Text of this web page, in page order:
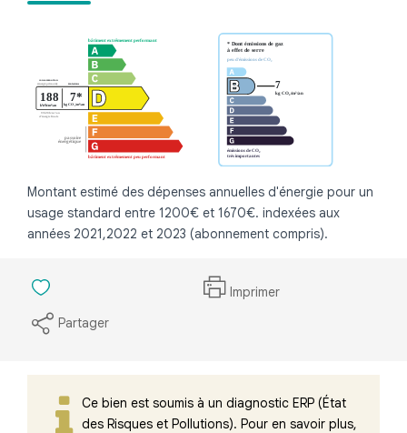
Montant estimé des dépenses annuelles d'énergie pour un
usage standard entre 1200€ et 1670€. indexées aux
années 2021,2022 et 2023 (abonnement compris).
Imprimer
Partager
Ce bien est soumis à un diagnostic ERP (État
des Risques et Pollutions). Pour en savoir plus,